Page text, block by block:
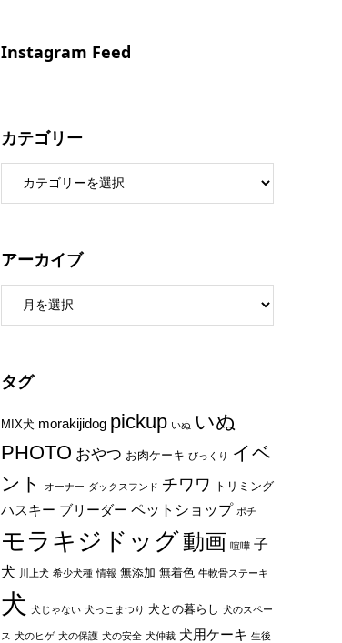
Instagram Feed
カテゴリー
アーカイブ
タグ
MIX犬 morakijidog pickup いぬ いぬ
PHOTO おやつ お肉ケーキ びっくり
イベ
ント
オーナー ダックスフンド チワワ トリミング
ハスキー ブリーダー ペットショップ ポチ
モラキジドッグ動画 喧嘩 子
犬 川上犬 希少犬種 情報 無添加 無着色 牛軟骨ステーキ
犬 犬じゃない 犬っこまつり 犬との暮らし 犬のスペー
ス 犬のヒゲ 犬の保護 犬の安全 犬仲裁 犬用ケーキ 生後